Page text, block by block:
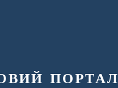
портал